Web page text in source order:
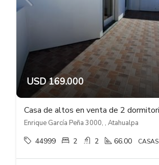
USD 169.000
Enrique García Peña 3000, , Atahualpa
44999 2 2 66.00 CASAS